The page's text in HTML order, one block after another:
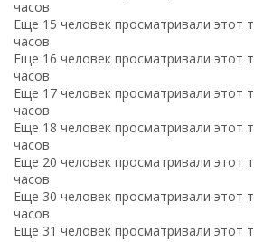
часов
Еще 15 человек просматривали этот
часов
Еще 16 человек просматривали этот
часов
Еще 17 человек просматривали этот
часов
Еще 18 человек просматривали этот
часов
Еще 20 человек просматривали этот
часов
Еще 30 человек просматривали этот
часов
Еще 31 человек просматривали этот